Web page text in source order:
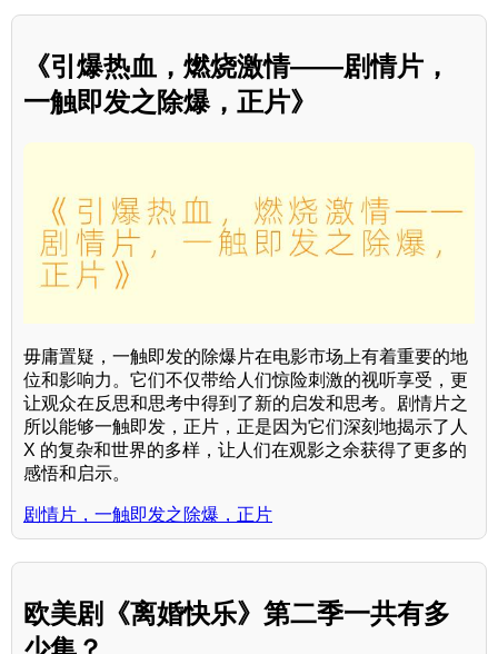
《引爆热血，燃烧激情——剧情片，
一触即发之除爆，正片》
毋庸置疑，一触即发的除爆片在电影市场上有着重要的地
位和影响力。它们不仅带给人们惊险刺激的视听享受，更
让观众在反思和思考中得到了新的启发和思考。剧情片之
所以能够一触即发，正片，正是因为它们深刻地揭示了人
X 的复杂和世界的多样，让人们在观影之余获得了更多的
感悟和启示。
剧情片，一触即发之除爆，正片
欧美剧《离婚快乐》第二季一共有多